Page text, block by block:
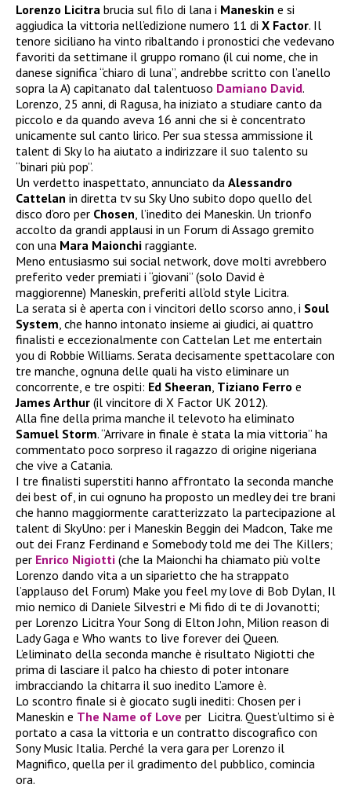
Lorenzo Licitra brucia sul filo di lana i Maneskin e si
aggiudica la vittoria nell’edizione numero 11 di X Factor. Il
tenore siciliano ha vinto ribaltando i pronostici che vedevano
favoriti da settimane il gruppo romano (il cui nome, che in
danese significa “chiaro di luna”, andrebbe scritto con l’anello
sopra la A) capitanato dal talentuoso Damiano David.
Lorenzo, 25 anni, di Ragusa, ha iniziato a studiare canto da
piccolo e da quando aveva 16 anni che si è concentrato
unicamente sul canto lirico. Per sua stessa ammissione il
talent di Sky lo ha aiutato a indirizzare il suo talento su
“binari più pop”.
Un verdetto inaspettato, annunciato da Alessandro
Cattelan in diretta tv su Sky Uno subito dopo quello del
disco d’oro per Chosen , l’inedito dei Maneskin. Un trionfo
accolto da grandi applausi in un Forum di Assago gremito
con una Mara Maionchi raggiante.
Meno entusiasmo sui social network, dove molti avrebbero
preferito veder premiati i “giovani” (solo David è
maggiorenne) Maneskin, preferiti all’old style Licitra.
La serata si è aperta con i vincitori dello scorso anno, i Soul
System , che hanno intonato insieme ai giudici, ai quattro
finalisti e eccezionalmente con Cattelan Let me entertain
you di Robbie Williams. Serata decisamente spettacolare con
tre manche, ognuna delle quali ha visto eliminare un
concorrente, e tre ospiti: Ed Sheeran Tiziano Ferro e
James Arthur (il vincitore di X Factor UK 2012).
Alla fine della prima manche il televoto ha eliminato
Samuel Storm. “Arrivare in finale è stata la mia vittoria” ha
commentato poco sorpreso il ragazzo di origine nigeriana
che vive a Catania.
I tre finalisti superstiti hanno affrontato la seconda manche
dei best of, in cui ognuno ha proposto un medley dei tre brani
che hanno maggiormente caratterizzato la partecipazione al
talent di SkyUno: per i Maneskin Beggin dei Madcon, Take me
out dei Franz Ferdinand e Somebody told me dei The Killers;
per Enrico Nigiotti (che la Maionchi ha chiamato più volte
Lorenzo dando vita a un siparietto che ha strappato
l’applauso del Forum) Make you feel my love di Bob Dylan, Il
mio nemico di Daniele Silvestri e Mi fido di te di Jovanotti;
per Lorenzo Licitra Your Song di Elton John, Milion reason di
Lady Gaga e Who wants to live forever dei Queen.
L’eliminato della seconda manche è risultato Nigiotti che
prima di lasciare il palco ha chiesto di poter intonare
imbracciando la chitarra il suo inedito L’amore è.
Lo scontro finale si è giocato sugli inediti: Chosen per i
Maneskin e The Name of Love per Licitra. Quest’ultimo si è
portato a casa la vittoria e un contratto discografico con
Sony Music Italia. Perché la vera gara per Lorenzo il
Magnifico, quella per il gradimento del pubblico, comincia
ora.